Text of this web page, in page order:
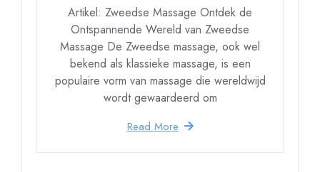
Artikel: Zweedse Massage Ontdek de
Ontspannende Wereld van Zweedse
Massage De Zweedse massage, ook wel
bekend als klassieke massage, is een
populaire vorm van massage die wereldwijd
wordt gewaardeerd om
Read More